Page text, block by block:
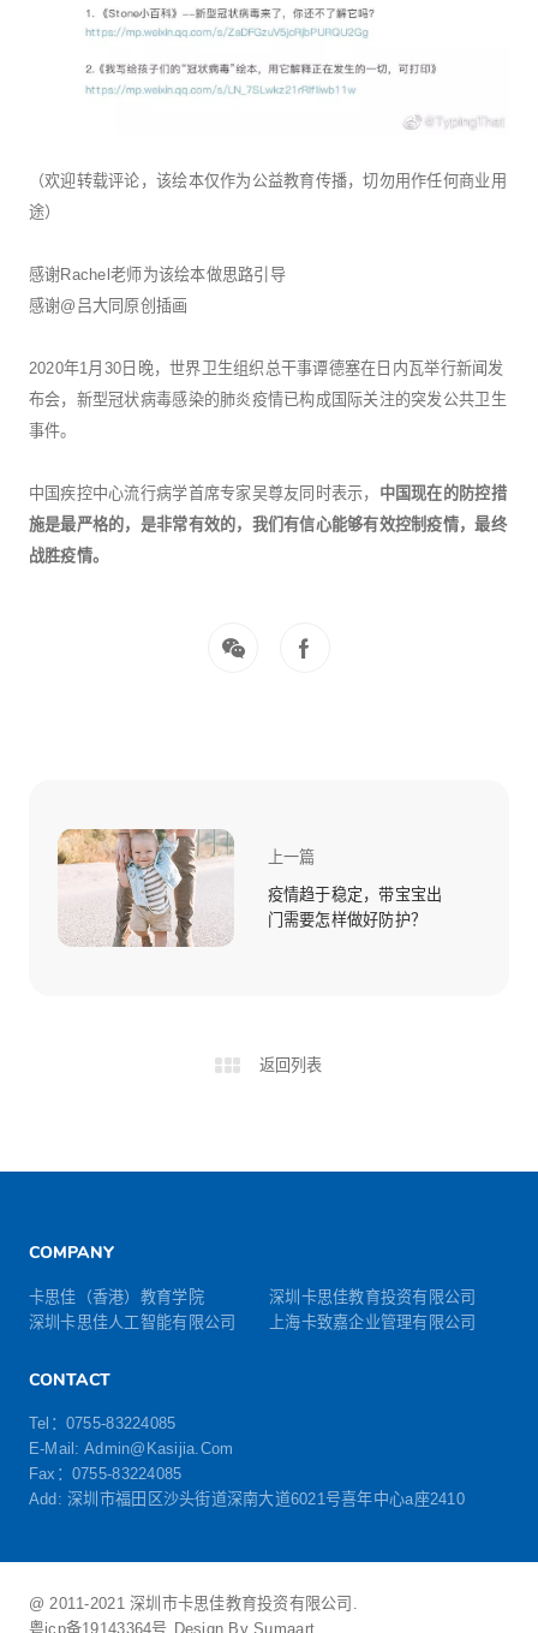
（欢迎转载评论，该绘本仅作为公益教育传播，切勿用作任何商业用
途）
感谢Rachel老师为该绘本做思路引导
感谢@吕大同原创插画
2020年1月30日晚，世界卫生组织总干事谭德塞在日内瓦举行新闻发
布会，新型冠状病毒感染的肺炎疫情已构成国际关注的突发公共卫生
事件。
中国疾控中心流行病学首席专家吴尊友同时表示， 中国现在的防控措
施是最严格的，是非常有效的，我们有信心能够有效控制疫情，最终
战胜疫情。
上一篇
疫情趋于稳定，带宝宝出
门需要怎样做好防护？
返回列表
COMPANY
卡思佳（香港）教育学院
深圳卡思佳教育投资有限公司
深圳卡思佳人工智能有限公司
上海卡致嘉企业管理有限公司
CONTACT
Tel：0755-83224085
E-Mail: Admin@Kasijia.Com
Fax：0755-83224085
Add: 深圳市福田区沙头街道深南大道6021号喜年中心a座2410
@ 2011-2021 深圳市卡思佳教育投资有限公司.
粤icp备19143364号 Design By Sumaart.